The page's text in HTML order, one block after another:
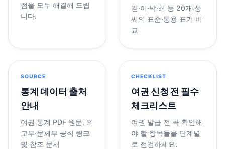
점을 모두 해결해 드립
니다.
김·이·박·최 등 20개 성
씨의 표준·통용 표기 비
교
SOURCE
통계 데이터 출처
안내
여권 통계 PDF 원문, 외
교부·문체부 공식 링크
및 참조 문서
CHECKLIST
여권 신청 전 필수
체크리스트
여권 발급 전 꼭 확인해
야 할 항목들을 단계별
로 점검하세요.